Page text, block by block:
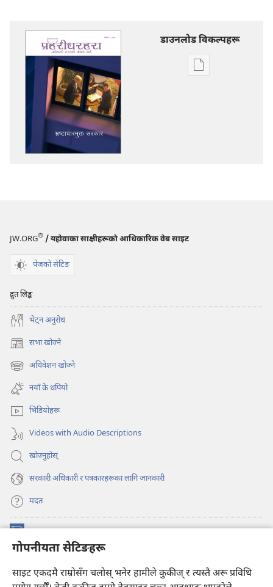
गोपनीयता सेटिङहरू
साइट एकदमै राम्रोसँग चलोस् भनेर हामीले कुकीज् र त्यस्तै अरू प्रविधि
डाउनलोड विकल्पहरू
प्रकाशन
JW.ORG® / यहोवाका साक्षीहरूको आधिकारिक वेब साइट
पेजको सेटिङ
द्रुत लिङ्क
भेट्‌न अनुरोध
सभा खोज्ने
(ब्राउजरको
अर्को
ट्याबमा
नयाँ
पृष्ठ
खुल्नेछ)
अधिवेशन खोज्ने
(ब्राउजरको
अर्को
ट्याबमा
नयाँ
पृष्ठ
खुल्नेछ)
नयाँ के थपियो
भिडियोहरू
Videos with Audio Descriptions
खोज्नुहोस्‌
सरकारी अधिकारी र पत्रकारहरूका लागि जानकारी
मदत
अर्को
नयाँ
पृष्ठ
प्रहरीधरहरा अनलाइन लाइब्रेरी
(ब्राउजरको
अर्को